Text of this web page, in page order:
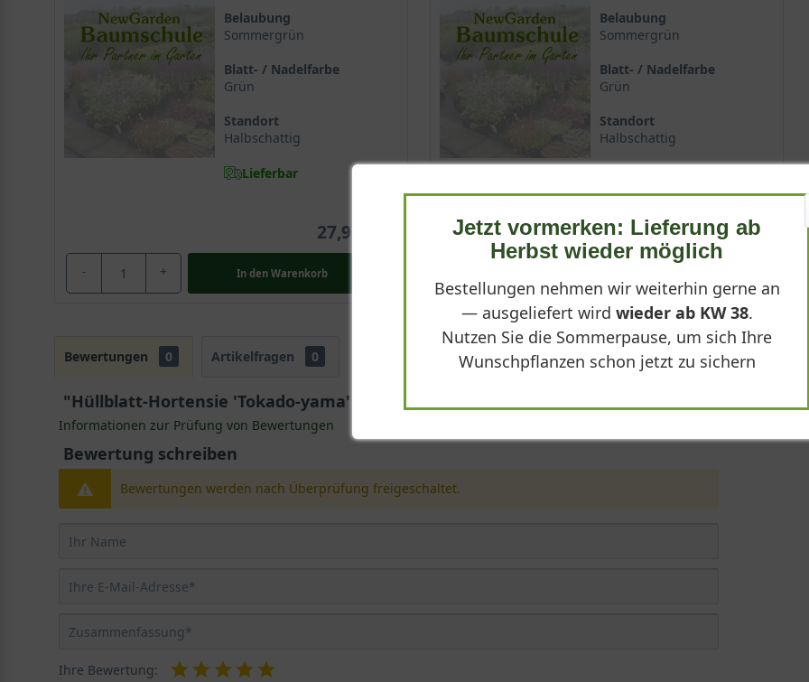
Belaubung
Sommergrün
Blatt- / Nadelfarbe
Grün
Standort
Halbschattig
Lieferbar
27,90 €
- + In den Warenkorb
Belaubung
Sommergrün
Blatt- / Nadelfarbe
Grün
Standort
Halbschattig
54,90 €
Bewertungen 0 Artikelfragen 0
"Hüllblatt-Hortensie 'Tokado-yama' - Hydrangea involucrata 'Tokado-yama'"
Informationen zur Prüfung von Bewertungen
Bewertung schreiben
Bewertungen werden nach Überprüfung freigeschaltet.
Ihre Bewertung:
Jetzt vormerken: Lieferung ab
Herbst wieder möglich
Bestellungen nehmen wir weiterhin gerne an
— ausgeliefert wird wieder ab KW 38.
Nutzen Sie die Sommerpause, um sich Ihre
Wunschpflanzen schon jetzt zu sichern